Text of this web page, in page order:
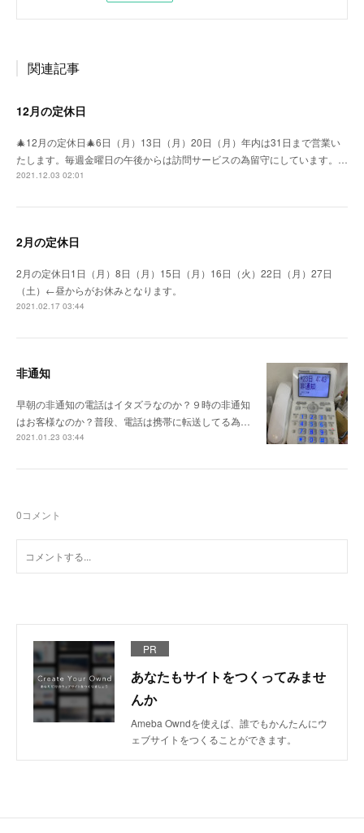
関連記事
12月の定休日
🎄12月の定休日🎄6日（月）13日（月）20日（月）年内は31日まで営業い
たします。毎週金曜日の午後からは訪問サービスの為留守にしています。…
2021.12.03 02:01
2月の定休日
2月の定休日1日（月）8日（月）15日（月）16日（火）22日（月）27日
（土）←昼からがお休みとなります。
2021.02.17 03:44
非通知
早朝の非通知の電話はイタズラなのか？９時の非通知
はお客様なのか？普段、電話は携帯に転送してる為…
2021.01.23 03:44
0コメント
PR
あなたもサイトをつくってみませ
んか
Ameba Owndを使えば、誰でもかんたんにウ
ェブサイトをつくることができます。